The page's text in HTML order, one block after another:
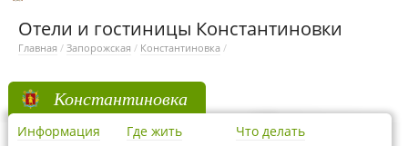
Отели и гостиницы Константиновки
Главная / Запорожская / Константиновка /
Константиновка
Информация Где жить Что делать